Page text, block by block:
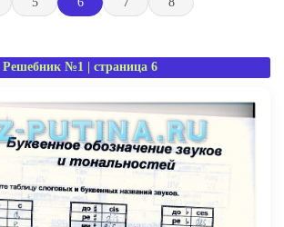
Решебник №1 | страница 6